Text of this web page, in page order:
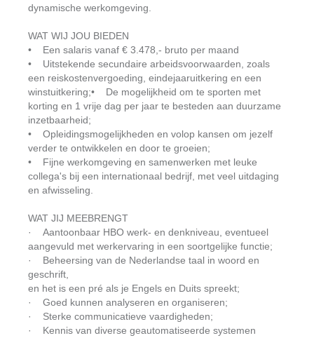
dynamische werkomgeving.
WAT WIJ JOU BIEDEN
• Een salaris vanaf € 3.478,- bruto per maand
• Uitstekende secundaire arbeidsvoorwaarden, zoals
een reiskostenvergoeding, eindejaaruitkering en een
winstuitkering;• De mogelijkheid om te sporten met
korting en 1 vrije dag per jaar te besteden aan duurzame
inzetbaarheid;
• Opleidingsmogelijkheden en volop kansen om jezelf
verder te ontwikkelen en door te groeien;
• Fijne werkomgeving en samenwerken met leuke
collega's bij een internationaal bedrijf, met veel uitdaging
en afwisseling.
WAT JIJ MEEBRENGT
· Aantoonbaar HBO werk- en denkniveau, eventueel
aangevuld met werkervaring in een soortgelijke functie;
· Beheersing van de Nederlandse taal in woord en
geschrift,
en het is een pré als je Engels en Duits spreekt;
· Goed kunnen analyseren en organiseren;
· Sterke communicatieve vaardigheden;
· Kennis van diverse geautomatiseerde systemen